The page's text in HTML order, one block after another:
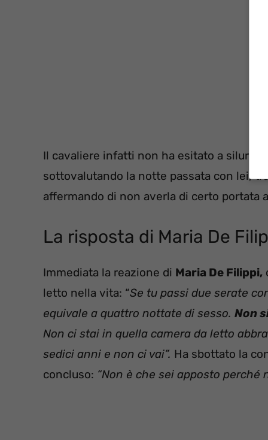
Il cavaliere infatti non ha esitato a
sottovalutando la notte passata con lei,
affermando di non averla di certo portata
La risposta di Maria De
Immediata la reazione di Maria De Filippi,
letto nella vita: “Se tu passi due serate
equivale a quattro nottate di sesso. Non
Non ci stai in quella camera da letto
sedici anni e non ci vai”. Ha sbottato la
concluso: “Non è che sei apposto perché